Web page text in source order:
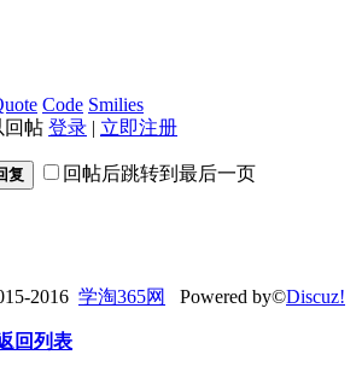
Code Smilies
回帖 登录 | 立即注册
复 回帖后跳转到最后一页
2016 学淘365网 Powered by©Discuz!
回列表